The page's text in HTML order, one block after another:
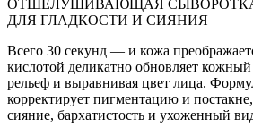
ОТШЕЛУШИВАЮЩАЯ СЫВОРОТКА
ДЛЯ ГЛАДКОСТИ И СИЯНИЯ
Всего 30 секунд — и кожа
кислотой деликатно обновляет
рельеф и выравнивая цвет лица.
корректирует пигментацию и
сияние, бархатистость и ухоженный